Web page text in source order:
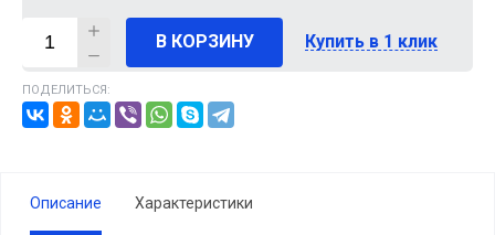
В КОРЗИНУ Купить в 1 клик
ПОДЕЛИТЬСЯ:
Описание Характеристики